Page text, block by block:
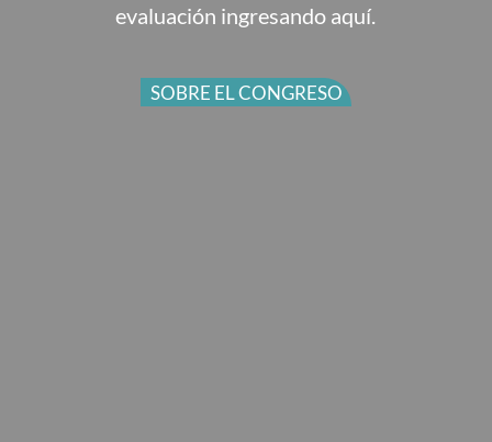
evaluación ingresando aquí.
SOBRE EL CONGRESO